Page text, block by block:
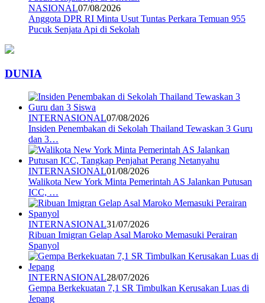
NASIONAL07/08/2026
Anggota DPR RI Minta Usut Tuntas Perkara Temuan 955
Pucuk Senjata Api di Sekolah
DUNIA
INTERNASIONAL07/08/2026
Insiden Penembakan di Sekolah Thailand Tewaskan 3 Guru
dan 3…
INTERNASIONAL01/08/2026
Walikota New York Minta Pemerintah AS Jalankan Putusan
ICC, …
INTERNASIONAL31/07/2026
Ribuan Imigran Gelap Asal Maroko Memasuki Perairan
Spanyol
INTERNASIONAL28/07/2026
Gempa Berkekuatan 7,1 SR Timbulkan Kerusakan Luas di
Jepang